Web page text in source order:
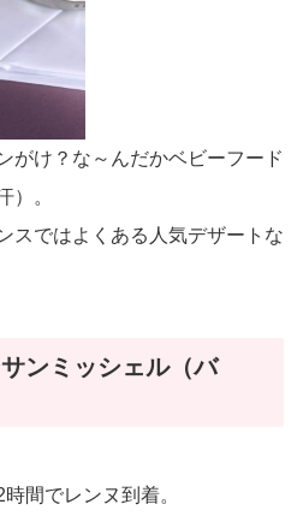
がけ？な～んだかベビーフード
）。
スではよくある人気デザートな
ンミッシェル（バ
間でレンヌ到着。